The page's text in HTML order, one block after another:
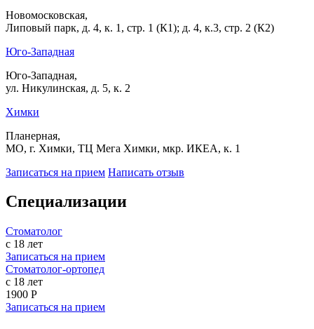
Новомосковская,
Липовый парк, д. 4, к. 1, стр. 1 (К1); д. 4, к.3, стр. 2 (К2)
Юго-Западная
Юго-Западная,
ул. Никулинская, д. 5, к. 2
Химки
Планерная,
МО, г. Химки, ТЦ Мега Химки, мкр. ИКЕА, к. 1
Записаться на прием Написать отзыв
Специализации
Стоматолог
с 18 лет
Записаться на прием
Стоматолог-ортопед
с 18 лет
1900 Р
Записаться на прием